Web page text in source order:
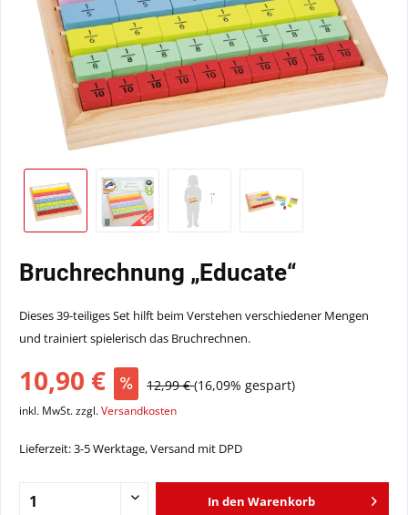
Bruchrechnung „Educate“
Dieses 39-teiliges Set hilft beim Verstehen verschiedener Mengen
und trainiert spielerisch das Bruchrechnen.
10,90 € 12,99 €(16,09% gespart)
inkl. MwSt. zzgl.Versandkosten
Lieferzeit: 3-5 Werktage, Versand mit DPD
In den Warenkorb